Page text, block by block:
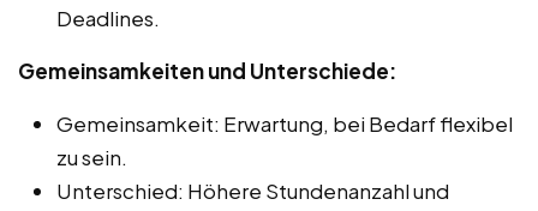
Deadlines.
Gemeinsamkeiten und Unterschiede:
Gemeinsamkeit: Erwartung, bei Bedarf flexibel
zu sein.
Unterschied: Höhere Stundenanzahl und